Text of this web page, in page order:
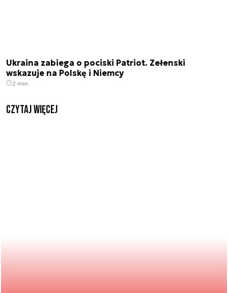
Ukraina zabiega o pociski Patriot. Zełenski
wskazuje na Polskę i Niemcy
2 min.
czytaj więcej